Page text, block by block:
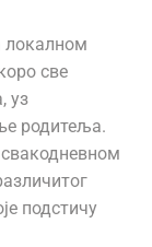
локалном
све
уз
родитеља.
подстичу